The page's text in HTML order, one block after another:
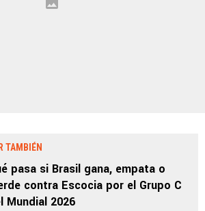
TAMBIÉN
pasa si Brasil gana, empata o
contra Escocia por el Grupo C
Mundial 2026